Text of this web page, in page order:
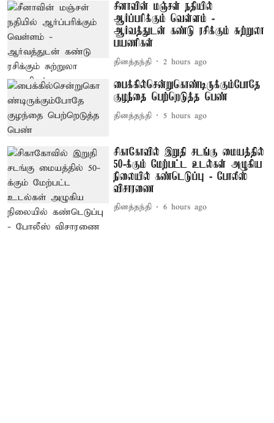
சீனாவின் மஞ்சள் நதியில்
ஆர்ப்பரிக்கும் வெள்ளம் -
ஆர்வத்துடன் கண்டு ரசிக்கும் சுற்றுலா
பயணிகள்
தினத்தந்தி 2 hours ago
பைக்கில்சென்றுகொண்டிருக்கும்போதே
குழந்தை பெற்றெடுத்த பெண்
தினத்தந்தி 5 hours ago
சிகாகோவில் இறுதி சடங்கு மையத்தில்
50-க்கும் மேற்பட்ட உடல்கள் அழுகிய
நிலையில் கண்டெடுப்பு - போலீஸ்
விசாரணை
தினத்தந்தி 6 hours ago